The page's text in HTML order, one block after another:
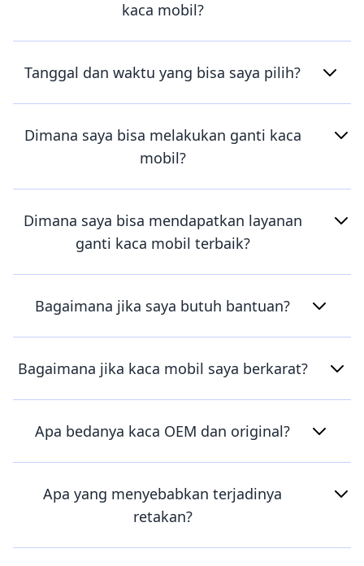
kaca mobil?
Tanggal dan waktu yang bisa saya pilih?
Dimana saya bisa melakukan ganti kaca
mobil?
Dimana saya bisa mendapatkan layanan
ganti kaca mobil terbaik?
Bagaimana jika saya butuh bantuan?
Bagaimana jika kaca mobil saya berkarat?
Apa bedanya kaca OEM dan original?
Apa yang menyebabkan terjadinya
retakan?